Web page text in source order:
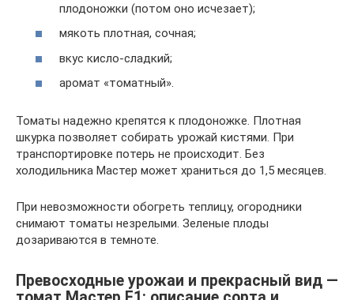
плодоножки (потом оно исчезает);
мякоть плотная, сочная;
вкус кисло-сладкий;
аромат «томатный».
Томаты надежно крепятся к плодоножке. Плотная
шкурка позволяет собирать урожай кистями. При
транспортировке потерь не происходит. Без
холодильника Мастер может храниться до 1,5 месяцев.
При невозможности обогреть теплицу, огородники
снимают томаты незрелыми. Зеленые плоды
дозариваются в темноте.
Превосходные урожаи и прекрасный вид —